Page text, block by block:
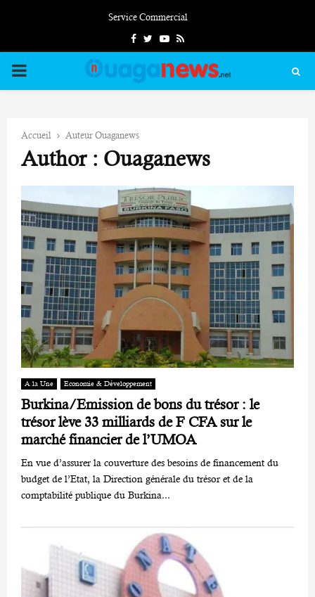
Service Commercial
FacebookTwitterYoutube
Rss
PRIMARY
Accueil Auteur Ouaganews
Author : Ouaganews
A la Une Economie & Développement
Burkina/Emission de bons du trésor : le
trésor lève 33 milliards de F CFA sur le
marché financier de l’UMOA
En vue d’assurer la couverture des besoins de financement du
budget de l’Etat, la Direction générale du trésor et de la
comptabilité publique du Burkina...